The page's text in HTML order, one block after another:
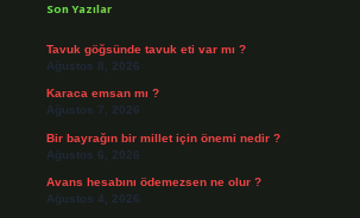
Son Yazılar
Tavuk göğsünde tavuk eti var mı ?
Ağustos 8, 2026
Karaca emsan mı ?
Ağustos 7, 2026
Bir bayrağın bir millet için önemi nedir ?
Ağustos 6, 2026
Avans hesabını ödemezsen ne olur ?
Ağustos 4, 2026